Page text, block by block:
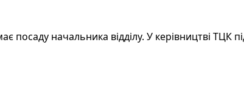
посаду начальника відділу. У керівництві ТЦК